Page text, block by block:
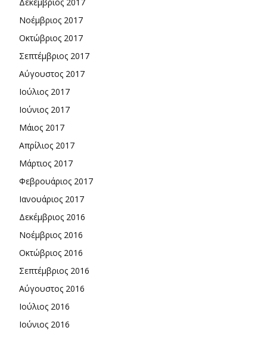
Νοέμβριος 2017
Οκτώβριος 2017
Σεπτέμβριος 2017
Αύγουστος 2017
Ιούλιος 2017
Ιούνιος 2017
Μάιος 2017
Απρίλιος 2017
Μάρτιος 2017
Φεβρουάριος 2017
Ιανουάριος 2017
Δεκέμβριος 2016
Νοέμβριος 2016
Οκτώβριος 2016
Σεπτέμβριος 2016
Αύγουστος 2016
Ιούλιος 2016
Ιούνιος 2016